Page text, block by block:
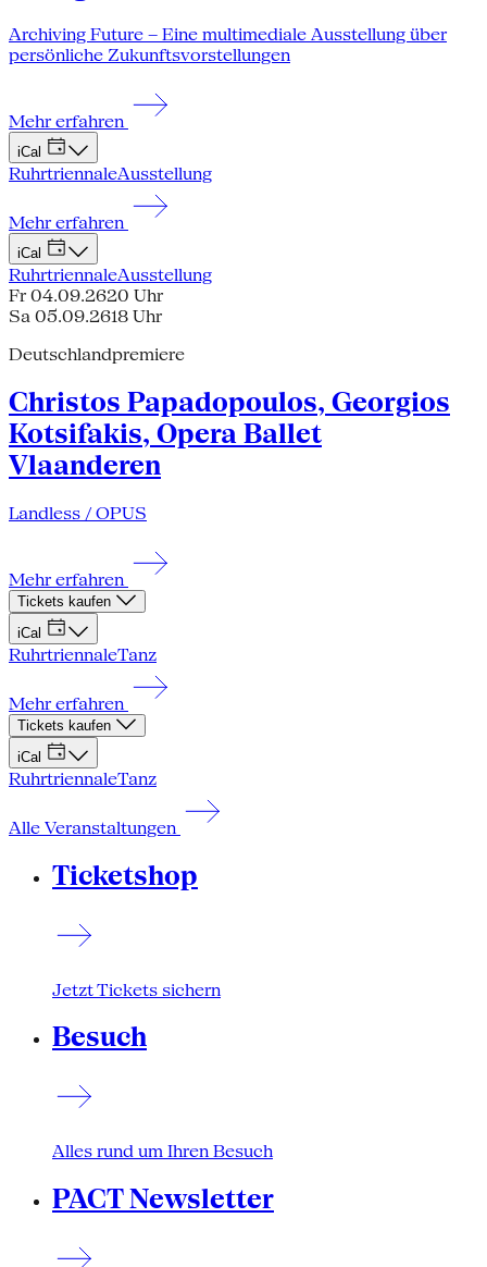
Archiving Future – Eine multimediale Ausstellung über
persönliche Zukunftsvorstellungen
Mehr erfahren
iCal
RuhrtriennaleAusstellung
Mehr erfahren
iCal
RuhrtriennaleAusstellung
Fr 04.09.2620 Uhr
Sa 05.09.2618 Uhr
Deutschlandpremiere
Christos Papadopoulos, Georgios
Kotsifakis, Opera Ballet
Vlaanderen
Landless / OPUS
Mehr erfahren
Tickets kaufen
iCal
RuhrtriennaleTanz
Mehr erfahren
Tickets kaufen
iCal
RuhrtriennaleTanz
Alle Veranstaltungen
Ticketshop
Jetzt Tickets sichern
Besuch
Alles rund um Ihren Besuch
PACT Newsletter